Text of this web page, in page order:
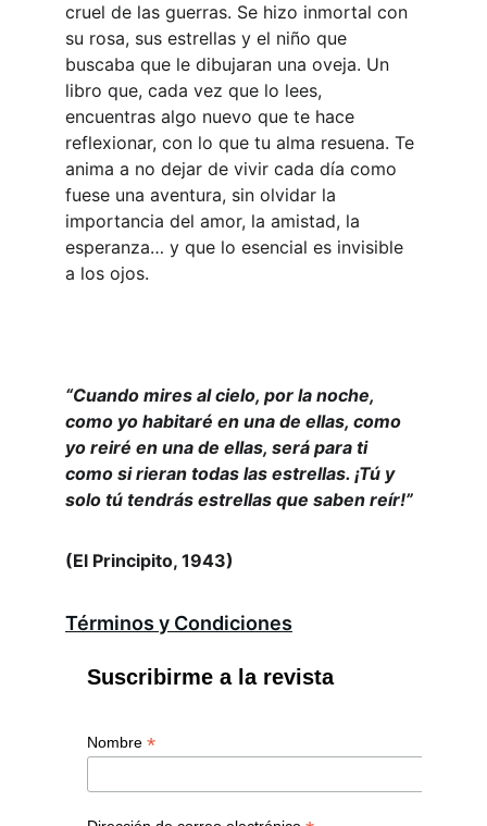
cruel de las guerras. Se hizo inmortal con
su rosa, sus estrellas y el niño que
buscaba que le dibujaran una oveja. Un
libro que, cada vez que lo lees,
encuentras algo nuevo que te hace
reflexionar, con lo que tu alma resuena. Te
anima a no dejar de vivir cada día como
fuese una aventura, sin olvidar la
importancia del amor, la amistad, la
esperanza… y que lo esencial es invisible
a los ojos.
“Cuando mires al cielo, por la noche,
como yo habitaré en una de ellas, como
yo reiré en una de ellas, será para ti
como si rieran todas las estrellas. ¡Tú y
solo tú tendrás estrellas que saben reír!”
(El Principito, 1943)
Términos y Condiciones